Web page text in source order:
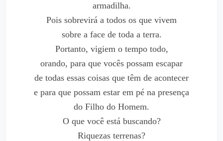
armadilha.
Pois sobrevirá a todos os que vivem
sobre a face de toda a terra.
Portanto, vigiem o tempo todo,
orando, para que vocês possam escapar
de todas essas coisas que têm de acontecer
e para que possam estar em pé na presença
do Filho do Homem.
O que você está buscando?
Riquezas terrenas?